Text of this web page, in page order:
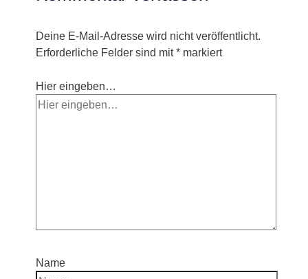
Deine E-Mail-Adresse wird nicht veröffentlicht.
Erforderliche Felder sind mit*markiert
Hier eingeben…
Name